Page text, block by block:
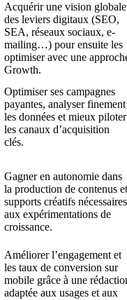
Acquérir une vision globale
des leviers digitaux (SEO,
SEA, réseaux sociaux, e-
mailing…) pour ensuite les
optimiser avec une
Growth.
Optimiser ses campagnes
payantes, analyser finement
les données et mieux piloter
les canaux d’acquisition
clés.
Gagner en autonomie dans
la production de contenus et
supports créatifs nécessaires
aux expérimentations de
croissance.
Améliorer l’engagement et
les taux de conversion sur
mobile grâce à une
adaptée aux usages et aux